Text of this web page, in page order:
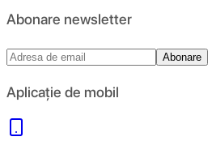
Abonare newsletter
Abonare
Aplicație de mobil